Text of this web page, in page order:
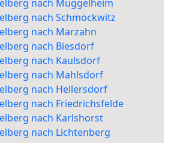
nach Müggelheim
nach Schmöckwitz
nach Marzahn
nach Biesdorf
nach Kaulsdorf
nach Mahlsdorf
nach Hellersdorf
nach Friedrichsfelde
nach Karlshorst
nach Lichtenberg